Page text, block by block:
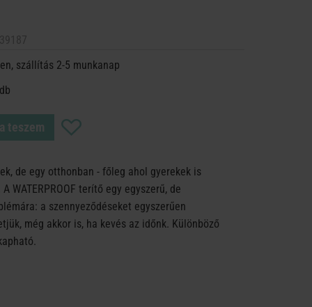
szállítás 2-5 munkanap
teszem
de egy otthonban - főleg ahol gyerekek is
WATERPROOF terítő egy egyszerű, de
a szennyeződéseket egyszerűen
még akkor is, ha kevés az időnk. Különböző